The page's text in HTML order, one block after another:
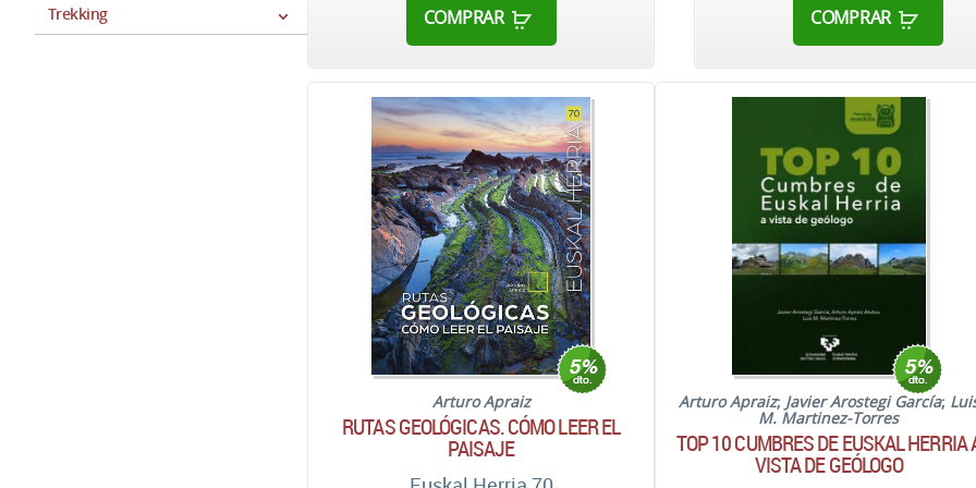
Trekking COMPRAR COMPRAR
Arturo Apraiz
RUTAS GEOLÓGICAS. CÓMO LEER EL
PAISAJE
Arturo Apraiz; Javier Arostegi García;
M. Martinez-Torres
TOP 10 CUMBRES DE EUSKAL HERRIA
VISTA DE GEÓLOGO